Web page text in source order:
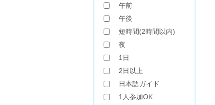
午前
午後
短時間(2時間以内)
夜
1日
2日以上
日本語ガイド
1人参加OK